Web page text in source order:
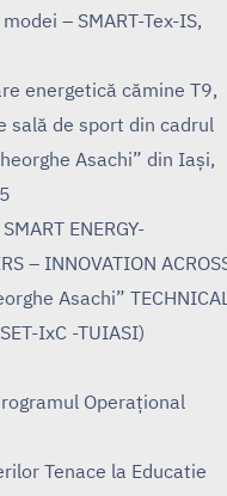
– SMART-Tex-IS,
energetică cămine T9,
sală de sport din cadrul
Asachi” din Iași,
ENERGY-
– INNOVATION
Asachi”
IxC -TUIASI)
Operaţional
Tenace la Educatie